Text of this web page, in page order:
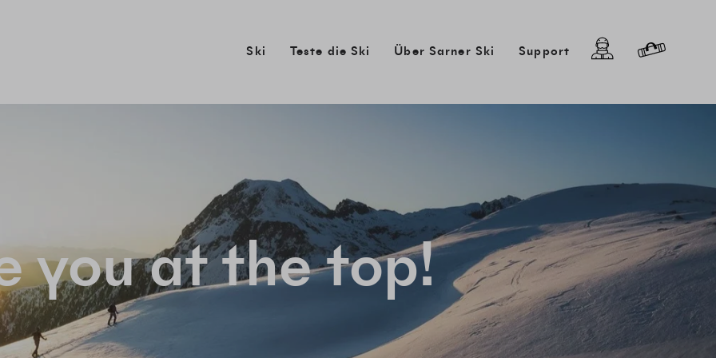
Ski Teste die Ski Über Sarner Ski Support
Log in
you at the top!